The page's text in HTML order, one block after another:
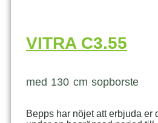
VITRA C3.55
med 130 cm sopborste
Bepps har nöjet att erbjuda er